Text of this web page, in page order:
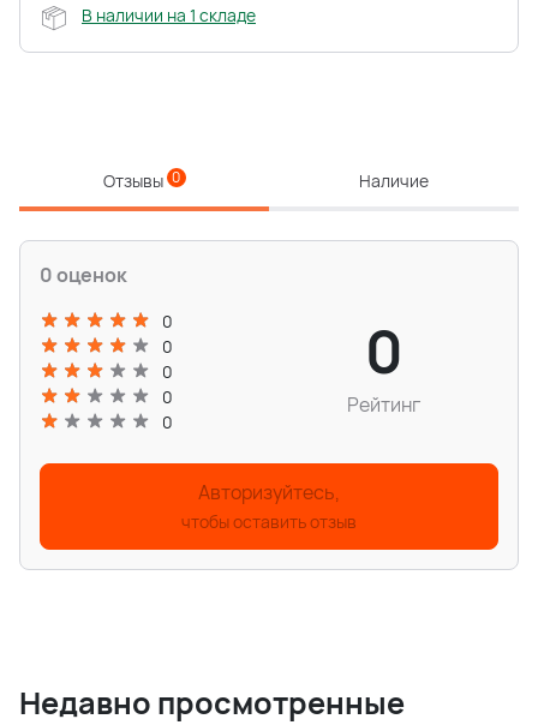
В наличии на 1 складе
Отзывы 0 Наличие
0 оценок
0
0
0
0
0
0
Рейтинг
Авторизуйтесь,
чтобы оставить отзыв
Недавно просмотренные